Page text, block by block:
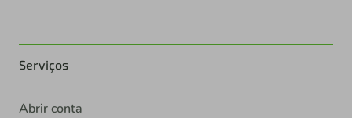
Serviços
Abrir conta